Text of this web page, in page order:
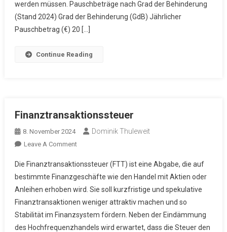
werden müssen. Pauschbeträge nach Grad der Behinderung
(Stand 2024) Grad der Behinderung (GdB) Jährlicher
Pauschbetrag (€) 20 […]
Continue Reading
Finanztransaktionssteuer
8. November 2024 Dominik Thuleweit
Leave A CommentOn
Die Finanztransaktionssteuer (FTT) ist eine Abgabe, die auf
bestimmte Finanzgeschäfte wie den Handel mit Aktien oder
Anleihen erhoben wird. Sie soll kurzfristige und spekulative
Finanztransaktionen weniger attraktiv machen und so
Stabilität im Finanzsystem fördern. Neben der Eindämmung
des Hochfrequenzhandels wird erwartet, dass die Steuer den